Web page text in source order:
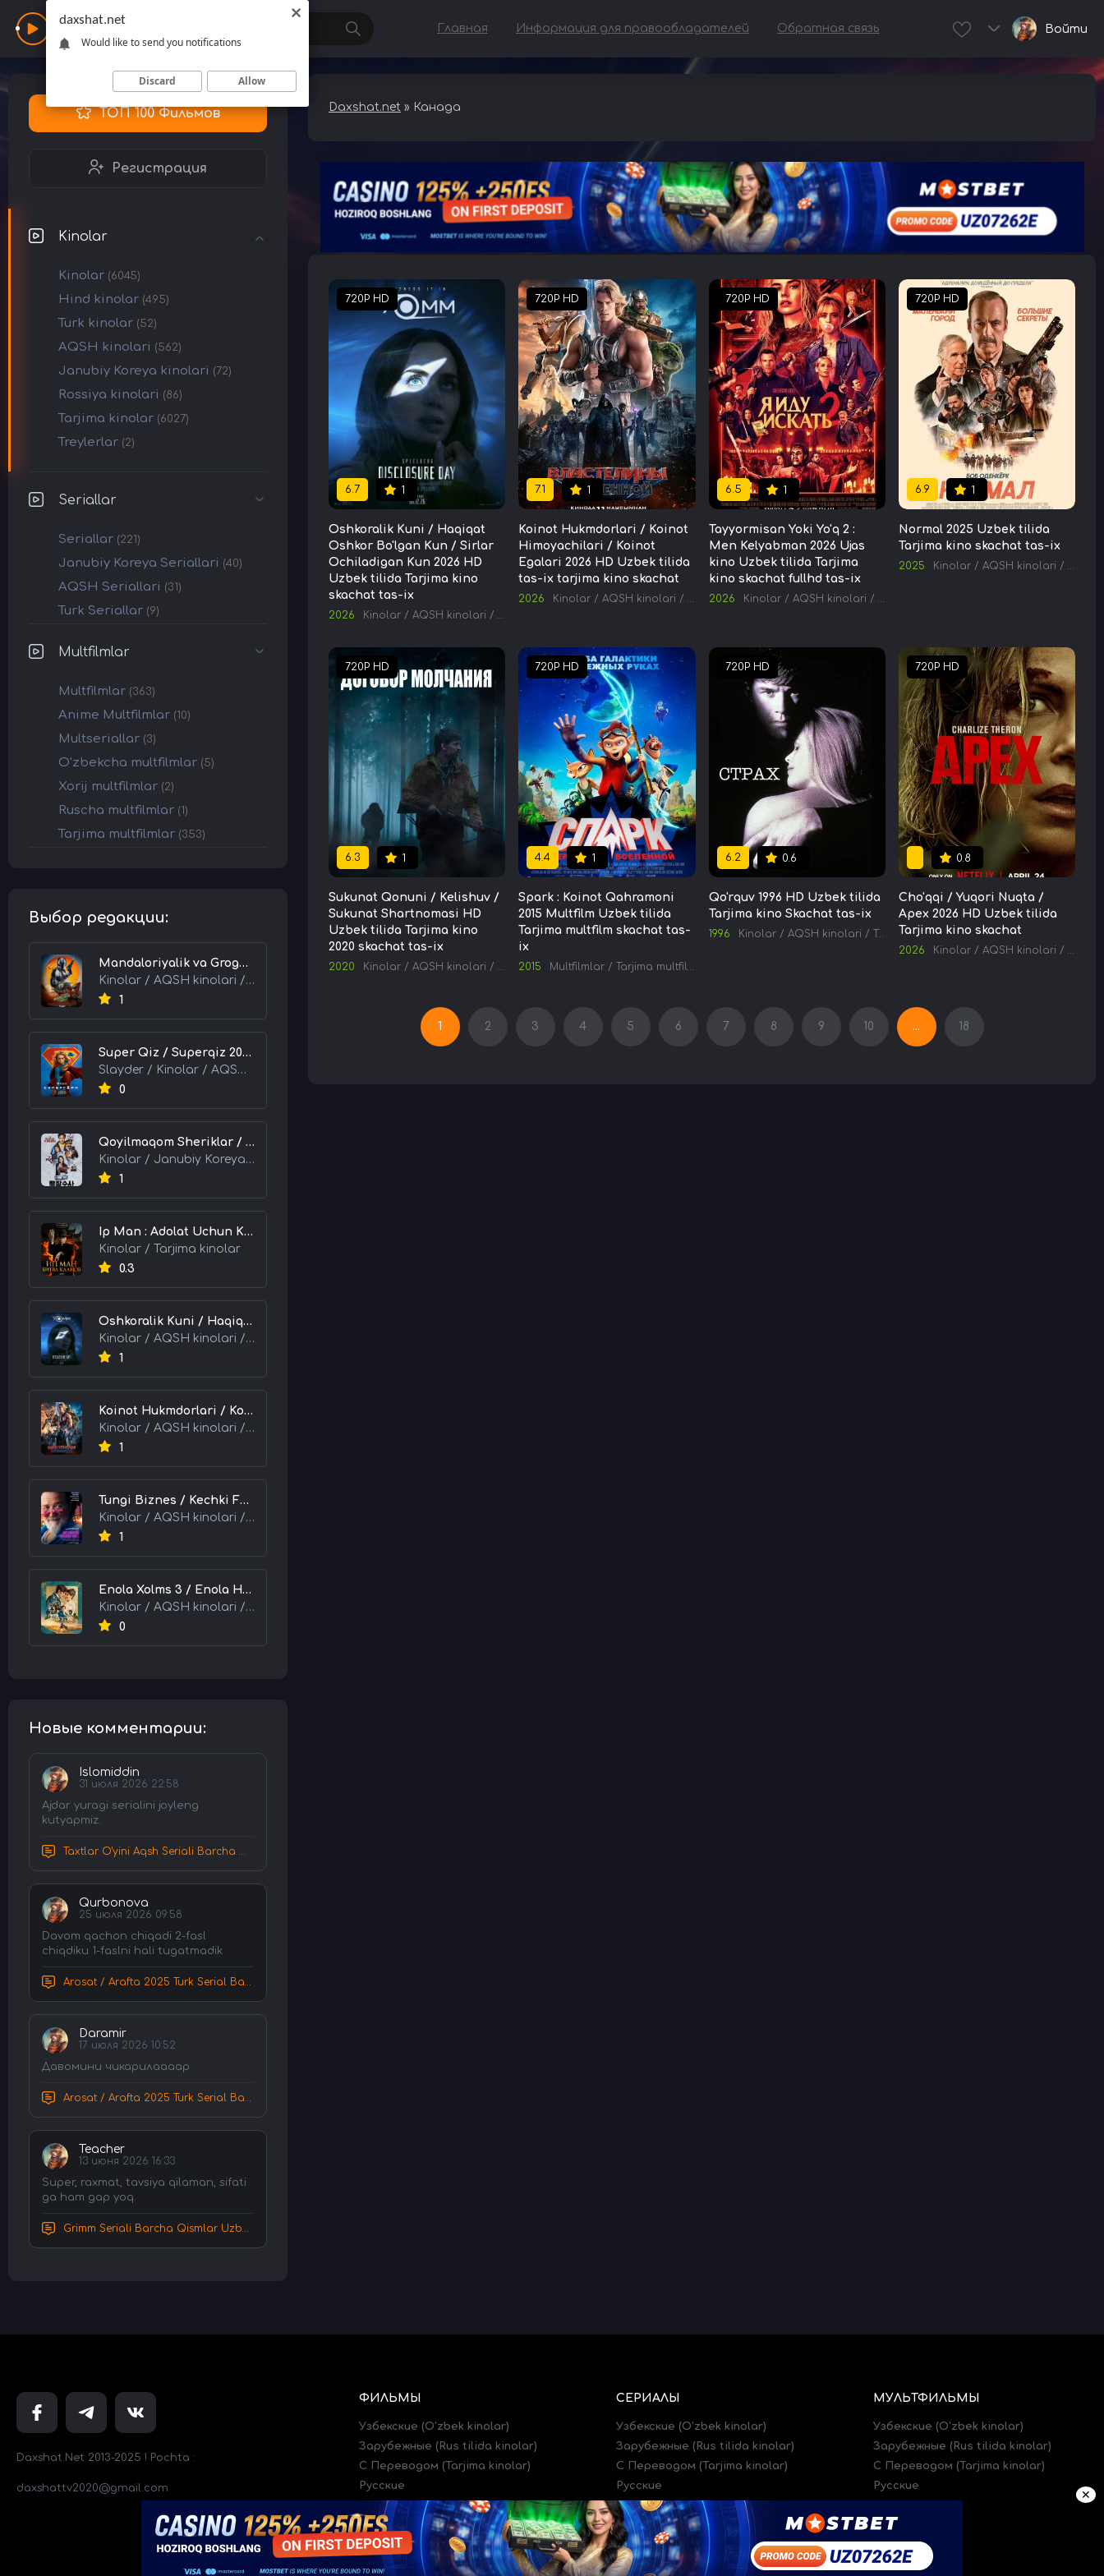
Daxshat Главная Информация для правообладателей Обратная связь Войти
ТОП 100 Фильмов
Регистрация
Kinolar
Kinolar (6045)
Hind kinolar (495)
Turk kinolar (52)
AQSH kinolari (562)
Janubiy Koreya kinolari (72)
Rossiya kinolari (86)
Tarjima kinolar (6027)
Treylerlar (2)
Seriallar
Seriallar (221)
Janubiy Koreya Seriallari (40)
AQSH Seriallari (31)
Turk Seriallar (9)
Multfilmlar
Multfilmlar (363)
Anime Multfilmlar (10)
Multseriallar (3)
O'zbekcha multfilmlar (5)
Xorij multfilmlar (2)
Ruscha multfilmlar (1)
Tarjima multfilmlar (353)
Выбор редакции:
Mandaloriyalik va Grogu 2026 HD Uzbek tilida Tarjima kino skachat tas-ix
Kinolar / AQSH kinolari / Tarjima kinolar
1
Super Qiz / Superqiz 2026 HD Uzbek tilida Tarjima kino skachat tas-ix
Slayder / Kinolar / AQSH kinolari / Tarjima kinolar
0
Qoyilmaqom Sheriklar / Ideal Hamkorlar / Eng Kuchli Duet 2026 HD Uzbek tilida Tarjima kino skachat tas-ix
Kinolar / Janubiy Koreya kinolari / Tarjima kinolar
1
Ip Man : Adolat Uchun Kurash / Ip Man: Klanlar Jangi / Buyuk Ustoz Ip Man 2 2026 HD Uzbek tilida Tarjima kino skachat tas-ix
Kinolar / Tarjima kinolar
0.3
Oshkoralik Kuni / Haqiqat Oshkor Bo'lgan Kun / Sirlar Ochiladigan Kun 2026 HD Uzbek tilida Tarjima kino skachat tas-ix
Kinolar / AQSH kinolari / Tarjima kinolar
1
Koinot Hukmdorlari / Koinot Himoyachilari / Koinot Egalari 2026 HD Uzbek tilida tas-ix tarjima kino skachat
Kinolar / AQSH kinolari / Tarjima kinolar
1
Tungi Biznes / Kechki Faoliyat / Tijorat 2026 HD Uzbek tilida Tarjima kino skachat tas-ix
Kinolar / AQSH kinolari / Tarjima kinolar
1
Enola Xolms 3 / Enola Holms 3 2026 HD Uzbek tilida Tarjima kino tas-ix skachat
Kinolar / AQSH kinolari / Tarjima kinolar
0
Новые комментарии:
Islomiddin
31 июля 2026 22:58
Ajdar yuragi serialini joyleng
kutyapmiz.
Taxtlar O'yini Aqsh Seriali Barcha Qismlar Uzbek tilida Tarjima Serial HD Skachat
Qurbonova
25 июля 2026 09:58
Davom qachon chiqadi 2-fasl
chiqdiku 1-faslni hali tugatmadik
Arosat / Arafta 2025 Turk Serial Barcha Qismlar Uzbek tilida Tarjima Serial tas-ix skachat
Daramir
17 июля 2026 10:52
Давомини чикарилаааар
Arosat / Arafta 2025 Turk Serial Barcha Qismlar Uzbek tilida Tarjima Serial tas-ix skachat
Teacher
13 июня 2026 16:33
Super, raxmat, tavsiya qilaman, sifati
ga ham gap yoq.
Grimm Seriali Barcha Qismlar Uzbek tilida Tarjima serial HD Skachat
Daxshat.net » Канада
720P HD
6.7 1
Oshkoralik Kuni / Haqiqat
Oshkor Bo'lgan Kun / Sirlar
Ochiladigan Kun 2026 HD
Uzbek tilida Tarjima kino
skachat tas-ix
2026 Kinolar / AQSH kinolari / Tarjima kinolar
720P HD
7.1 1
Koinot Hukmdorlari / Koinot
Himoyachilari / Koinot
Egalari 2026 HD Uzbek tilida
tas-ix tarjima kino skachat
2026 Kinolar /AQSH kinolari /Tarjima kinolar
720P HD
6.5 1
Tayyormisan Yoki Yo'q 2 :
Men Kelyabman 2026 Ujas
kino Uzbek tilida Tarjima
kino skachat fullhd tas-ix
2026 Kinolar/ AQSH kinolari / Tarjima kinolar
720P HD
6.9 1
Normal 2025 Uzbek tilida
Tarjima kino skachat tas-ix
2025 Kinolar/ AQSH kinolari /
720P HD
6.3 1
Sukunat Qonuni / Kelishuv /
Sukunat Shartnomasi HD
Uzbek tilida Tarjima kino
2020 skachat tas-ix
2020 Kinolar / AQSH kinolari / Tarjima kinolar
720P HD
4.4 1
Spark : Koinot Qahramoni
2015 Multfilm Uzbek tilida
Tarjima multfilm skachat tas-
ix
2015 Multfilmlar / Tarjima multfilmlar
720P HD
6.2 0.6
Qo'rquv 1996 HD Uzbek tilida
Tarjima kino Skachat tas-ix
1996 Kinolar/ AQSH kinolari /
720P HD
0.8
Cho'qqi / Yuqori Nuqta /
Apex 2026 HD Uzbek tilida
Tarjima kino skachat
2026 Kinolar/ AQSH kinolari /
1 2 3 4 5 6 7 8 9 10 ... 18
Daxshat.Net 2013-2025 ! Pochta :
daxshattv2020@gmail.com
ФИЛЬМЫ
Узбекские (O'zbek kinolar)
Зарубежные (Rus tilida kinolar)
C Переводом (Tarjima kinolar)
Русские
Трейлеры (Treylerlar)
СЕРИАЛЫ
Узбекские (O'zbek kinolar)
Зарубежные (Rus tilida kinolar)
C Переводом (Tarjima kinolar)
Русские
Трейлеры (Treylerlar)
МУЛЬТФИЛЬМЫ
Узбекские (O'zbek kinolar)
Зарубежные (Rus tilida kinolar)
C Переводом (Tarjima kinolar)
Русские
✕
daxshat.net
Would like to send you notifications
Discard Allow